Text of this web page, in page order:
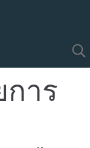
าร